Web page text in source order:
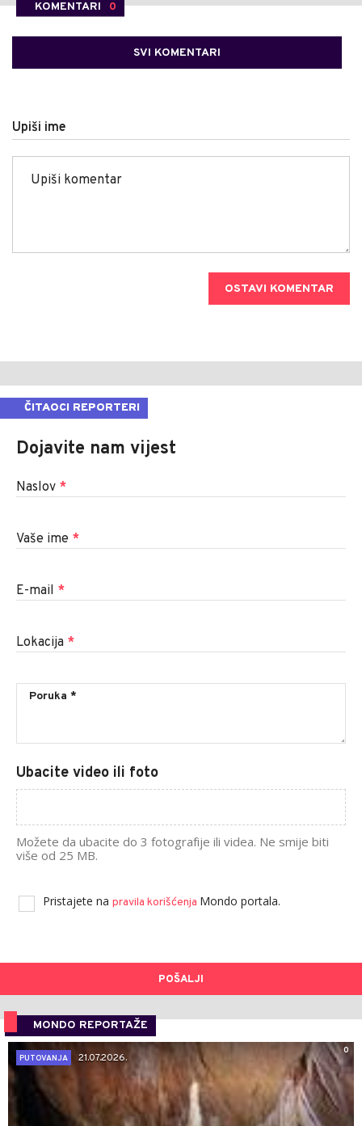
KOMENTARI 0
SVI KOMENTARI
Upiši ime
OSTAVI KOMENTAR
ČITAOCI REPORTERI
Dojavite nam vijest
Naslov *
Vaše ime *
E-mail *
Lokacija *
Ubacite video ili foto
Možete da ubacite do 3 fotografije ili videa. Ne smije biti
više od 25 MB.
Pristajete na pravila korišćenja Mondo portala.
POŠALJI
MONDO REPORTAŽE
0
PUTOVANJA
21.07.2026.